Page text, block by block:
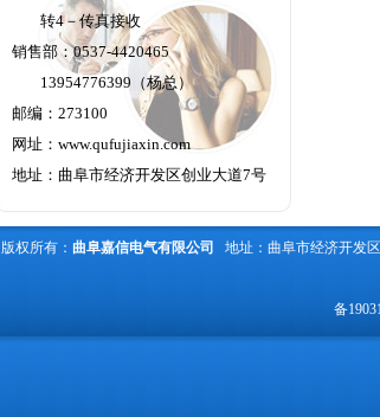
转4－传真接收
销售部：0537-4420465
13954776399（杨总）
邮编：273100
网址： www.qufujiaxin.com
地址：曲阜市经济开发区创业大道7号
版权所有： 曲阜嘉信电气有限公司 地址：曲阜市经济开发区
备